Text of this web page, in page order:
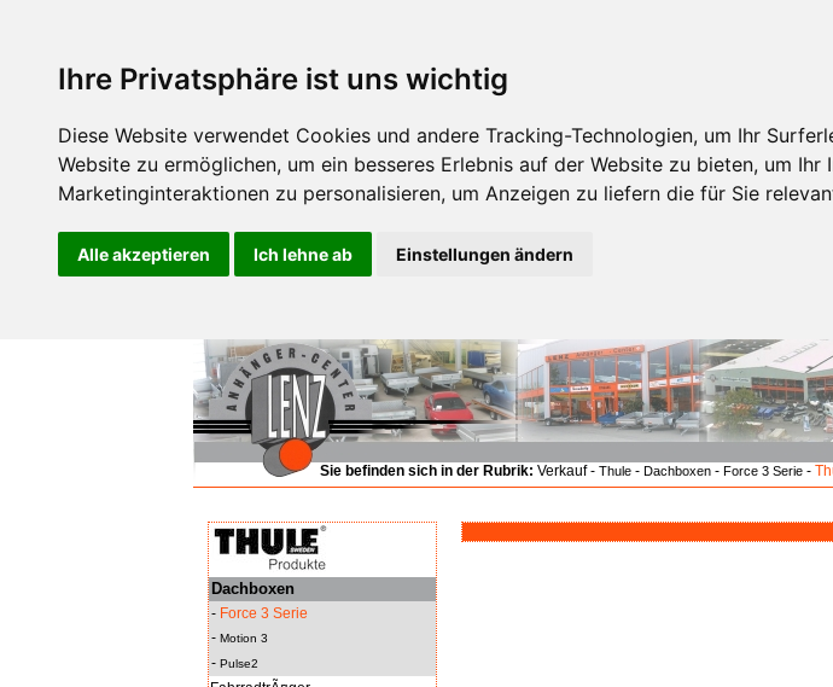
Ihre Privatsphäre ist uns wichtig
Diese Website verwendet Cookies und andere Tracking-Technologien, um Ihr
Website zu ermöglichen, um ein besseres Erlebnis auf der Website zu bieten, um Ihr
Marketinginteraktionen zu personalisieren, um Anzeigen zu liefern die für Sie
Alle akzeptieren Ich lehne ab Einstellungen ändern
Sie befinden sich in der Rubrik: Verkauf - Thule - Dachboxen - Force 3 Serie -
Dachboxen
- Force 3 Serie
- Motion 3
- Pulse2